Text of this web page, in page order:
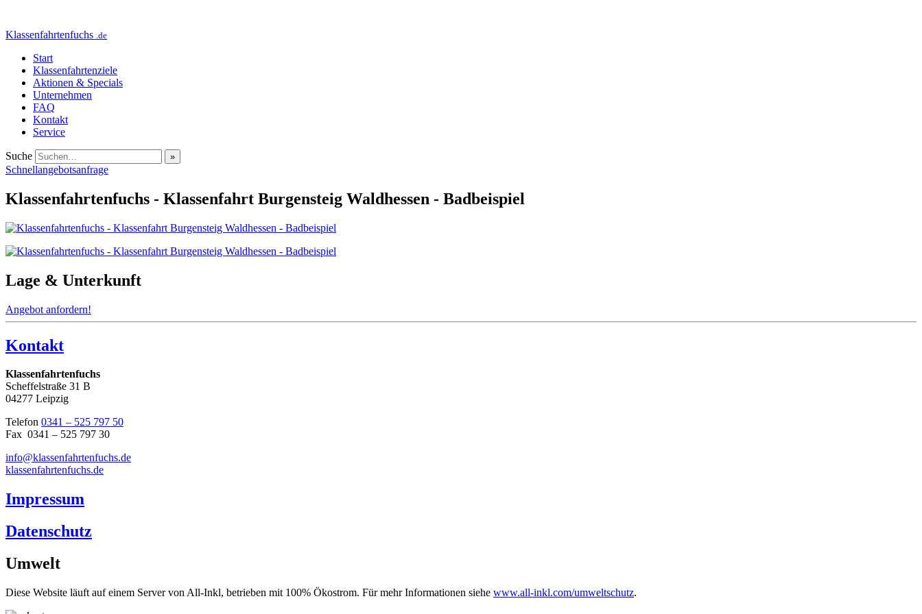
Klassenfahrtenfuchs .de
Start
Klassenfahrtenziele
Aktionen & Specials
Unternehmen
FAQ
Kontakt
Service
Suche
Schnellangebotsanfrage
Klassenfahrtenfuchs - Klassenfahrt Burgensteig Waldhessen - Badbeispiel
Lage & Unterkunft
Angebot anfordern!
Kontakt
Klassenfahrtenfuchs
Scheffelstraße 31 B
04277 Leipzig
Telefon 0341 – 525 797 50
Fax 0341 – 525 797 30
info@klassenfahrtenfuchs.de
klassenfahrtenfuchs.de
Impressum
Datenschutz
Umwelt
Diese Website läuft auf einem Server von All-Inkl, betrieben mit 100% Ökostrom. Für mehr Informationen siehe www.all-inkl.com/umweltschutz.